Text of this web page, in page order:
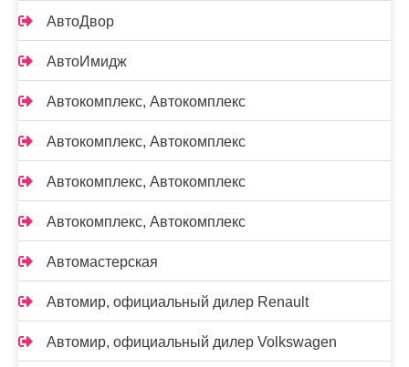
АвтоДвор
АвтоИмидж
Автокомплекс, Автокомплекс
Автокомплекс, Автокомплекс
Автокомплекс, Автокомплекс
Автокомплекс, Автокомплекс
Автомастерская
Автомир, официальный дилер Renault
Автомир, официальный дилер Volkswagen